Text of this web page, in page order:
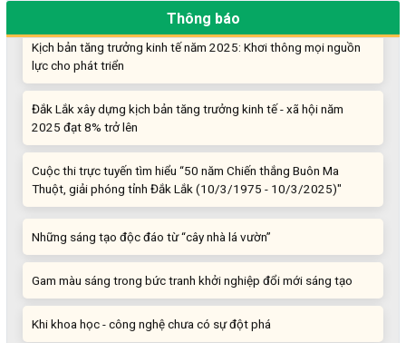
Thông báo
Kịch bản tăng trưởng kinh tế năm 2025: Khơi thông mọi nguồn
lực cho phát triển
Đắk Lắk xây dựng kịch bản tăng trưởng kinh tế - xã hội năm
2025 đạt 8% trở lên
Cuộc thi trực tuyến tìm hiểu “50 năm Chiến thắng Buôn Ma
Thuột, giải phóng tỉnh Đắk Lắk (10/3/1975 - 10/3/2025)"
Những sáng tạo độc đáo từ “cây nhà lá vườn”
Gam màu sáng trong bức tranh khởi nghiệp đổi mới sáng tạo
Khi khoa học - công nghệ chưa có sự đột phá